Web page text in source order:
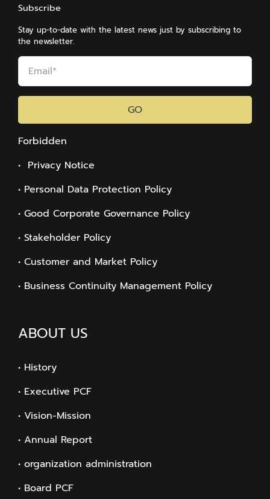
เดช
บรม
บพิตร
Subscribe
Stay up-to-date with the latest news just by subscribing to
the newsletter.
GO
Forbidden
• Privacy Notice
• Personal Data Protection Policy
• Good Corporate Governance Policy
• Stakeholder Policy
• Customer and Market Policy
• Business Continuity Management Policy
ABOUT US
• History
• Executive PCF
• Vision-Mission
• Annual Report
• organization administration
• Board PCF